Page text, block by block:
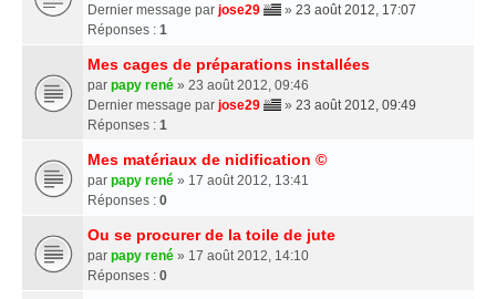
Dernier message par jose29 » 23 août 2012, 17:07
Réponses : 1
Mes cages de préparations installées
par papy rené » 23 août 2012, 09:46
Dernier message par jose29 » 23 août 2012, 09:49
Réponses : 1
Mes matériaux de nidification ©
par papy rené » 17 août 2012, 13:41
Réponses : 0
Ou se procurer de la toile de jute
par papy rené » 17 août 2012, 14:10
Réponses : 0